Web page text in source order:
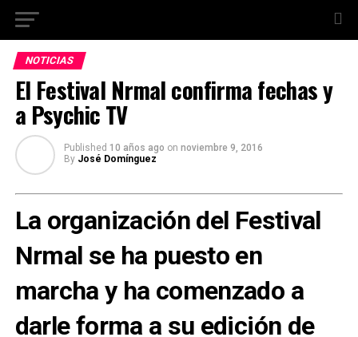
NOTICIAS
El Festival Nrmal confirma fechas y
a Psychic TV
Published 10 años ago on noviembre 9, 2016
By José Domínguez
La organización del Festival
Nrmal se ha puesto en
marcha y ha comenzado a
darle forma a su edición de